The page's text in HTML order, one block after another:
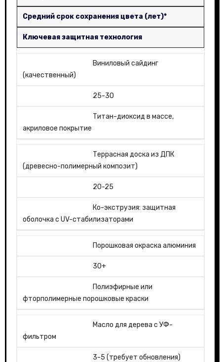
Средний срок сохранения цвета (лет)*
Ключевая защитная технология
Виниловый сайдинг
(качественный)
25-30
Титан-диоксид в массе,
акриловое покрытие
Террасная доска из ДПК
(древесно-полимерный композит)
20-25
Ко-экструзия: защитная
оболочка с UV-стабилизаторами
Порошковая окраска алюминия
30+
Полиэфирные или
фторполимерные порошковые краски
Масло для дерева с УФ-
фильтром
3-5 (требует обновления)